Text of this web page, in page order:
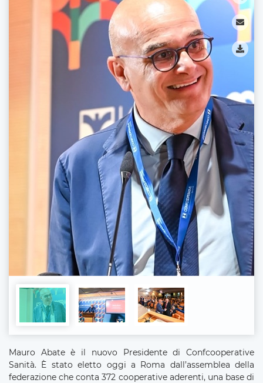
Mauro Abate è il nuovo Presidente di Confcooperative
Sanità. È stato eletto oggi a Roma dall’assemblea della
federazione che conta 372 cooperative aderenti, una base di